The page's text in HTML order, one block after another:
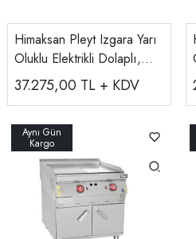
Himaksan Pleyt Izgara Yarı
Oluklu Elektrikli Dolaplı,
380V 80x70x85 Cm HMK-
DIEN 878
37.275,00 TL + KDV